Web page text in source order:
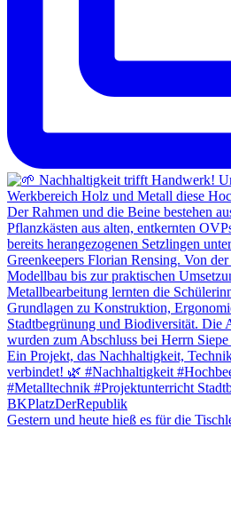
Gestern und heute hieß es für die